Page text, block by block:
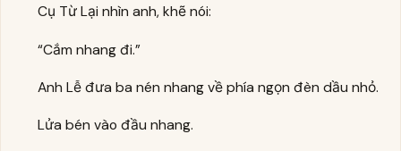
Cụ Từ Lại nhìn anh, khẽ nói:
“Cắm nhang đi.”
Anh Lễ đưa ba nén nhang về phía ngọn đèn dầu nhỏ.
Lửa bén vào đầu nhang.